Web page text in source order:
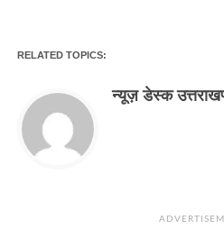
RELATED TOPICS:
न्यूज़ डेस्क